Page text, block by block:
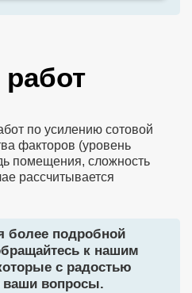
по усилению сотовой
факторов (уровень
помещения, сложность
рассчитывается
более подробной
к нашим
с радостью
ваши вопросы.